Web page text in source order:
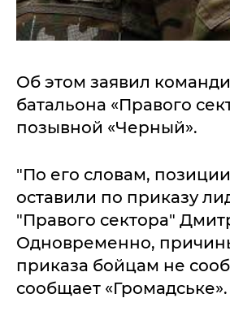
Об этом заявил
батальона «Правого
позывной «Черный».
"По его словам,
оставили по приказу
"Правого сектора"
Одновременно,
приказа бойцам не
сообщает «Громадське».